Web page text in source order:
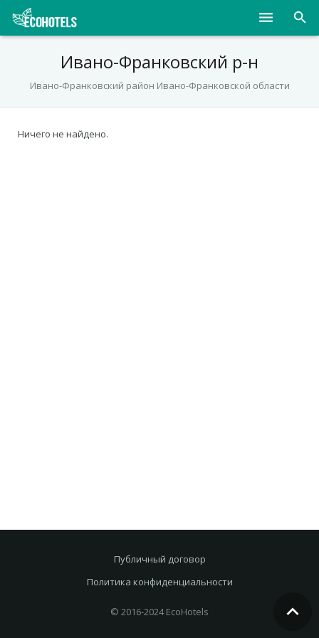
Курорты
Ивано-Франковский р-н
Ивано-Франковский район Ивано-Франковской области
Ничего не найдено.
Публичный договор
Политика конфиденциальности
© 2016-2024 EcoHotels